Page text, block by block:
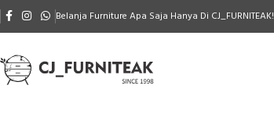
Belanja Furniture Apa Saja Hanya Di CJ_FURNITEAK!